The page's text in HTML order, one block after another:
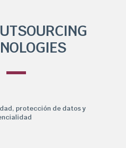
protección de datos y